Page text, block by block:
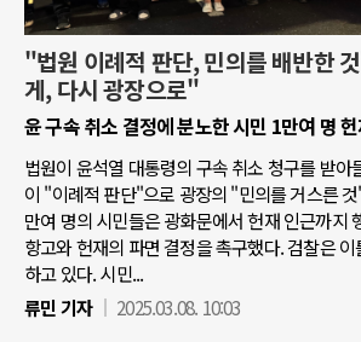
"법원 이례적 판단, 민의를 배반한
게, 다시 광장으로"
윤 구속 취소 결정에 분노한 시민 1만여 명
법원이 윤석열 대통령의 구속 취소 청구를 받아
이 "이례적 판단"으로 광장의 "민의를 거스른
만여 명의 시민들은 광화문에서 헌재 인근까지
항고와 헌재의 파면 결정을 촉구했다. 검찰은
하고 있다. 시민...
류민 기자
2025.03.08. 10:03